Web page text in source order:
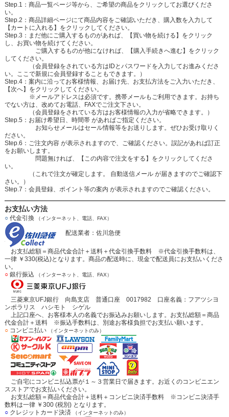
Step.1：商品一覧ページ等から、ご希望の商品をクリックしてお選びくださ
い。
Step.2：商品詳細ページにて商品内容をご確認いただき、購入数を入力して
【カートに入れる】をクリックしてください。
Step.3：まだ他にご購入するものがあれば、【買い物を続ける】をクリック
し、お買い物を続けてください。
ご購入するものが他になければ、【購入手続きへ進む】をクリック
してください。
（会員登録をされている方はIDとパスワードを入力してお進みくださ
い。ここで新規に会員登録することもできます。）
Step.4：案内に沿ってお客様情報、お届け先、お支払方法をご入力いただき、
【次へ】をクリックしてください。
※メールアドレスは必須です。携帯メールもご利用できます。お持ち
でない方は、改めてお電話、FAXでご注文下さい。
（会員登録をされている方はお客様情報の入力が省略できます。）
Step.5：お届け希望日、時間帯 があればご指定ください。
お知らせメールはセール情報等をお送りします。ぜひお受け取りく
ださい。
Step.6：ご注文内容 が表示されますので、ご確認ください。誤記があれば訂正
をお願いします。
問題無ければ、【この内容で注文をする】をクリックしてくださ
い。
（これで注文が確定します。 自動送信メール が届きますのでご確認下
さい。）
Step.7：会員登録、ポイント等の案内 が表示されますのでご確認ください。
お支払い方法
○代金引換 （インターネット、電話、FAX）
配送業者：佐川急便
お支払総額＝商品代金合計＋送料＋代金引換手数料 ※代金引換手数料は、
一律 ￥330(税込)となります。商品の配送時に、現金で配送員にお支払いくださ
い。
○銀行振込 （インターネット、電話、FAX）
三菱東京UFJ銀行 向島支店 普通口座 0017982 口座名義：フアツシヨ
ンポラリス ハシモト シゲル
上記口座へ、お客様本人の名義でお振込みお願いします。お支払総額＝商品
代金合計＋送料 ※振込手数料は、別途お客様負担でお支払い願います。
○コンビニ払い （インターネットのみ）
ご自宅にコンビニ払込票が１～３営業日で届きます。お近くのコンビニエン
スストアでお支払いください。
お支払総額＝商品代金合計＋送料＋コンビニ決済手数料 ※コンビニ決済手
数料は一律 ￥300 (税別) となります。
○クレジットカード決済 （インターネットのみ）